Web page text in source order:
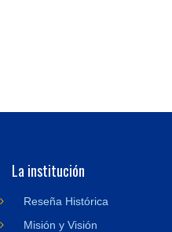
La institución
Reseña Histórica
Misión y Visión